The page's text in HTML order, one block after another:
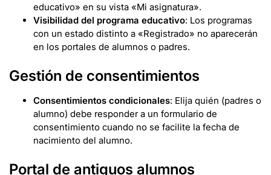
educativo» en su vista «Mi asignatura».
Visibilidad del programa educativo: Los programas
con un estado distinto a «Registrado» no aparecerán
en los portales de alumnos o padres.
Gestión de consentimientos
Consentimientos condicionales: Elija quién (padres o
alumno) debe responder a un formulario de
consentimiento cuando no se facilite la fecha de
nacimiento del alumno.
Portal de antiguos alumnos